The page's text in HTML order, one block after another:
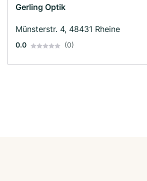
Gerling Optik
Münsterstr. 4, 48431 Rheine
0.0 (0)